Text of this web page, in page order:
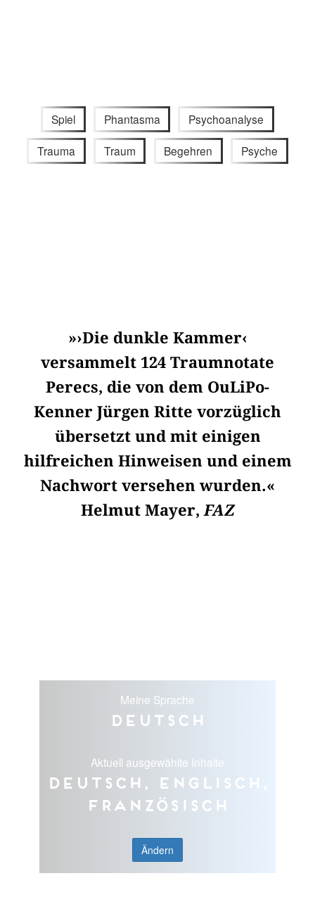
Spiel Phantasma Psychoanalyse
Trauma Traum Begehren Psyche
»›Die dunkle Kammer‹
versammelt 124 Traumnotate
Perecs, die von dem OuLiPo-
Kenner Jürgen Ritte vorzüglich
übersetzt und mit einigen
hilfreichen Hinweisen und einem
Nachwort versehen wurden.«
Helmut Mayer, FAZ
Meine Sprache
Deutsch
Aktuell ausgewählte Inhalte
Deutsch, Englisch,
Französisch
Ändern